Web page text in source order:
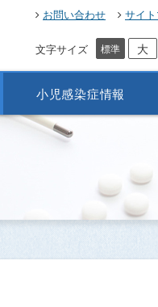
お問い合わせ サイ
文字サイズ 標準 大
小児感染症情報